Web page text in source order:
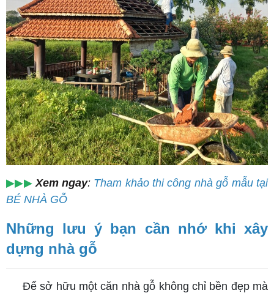
▶▶▶ Xem ngay: Tham khảo thi công nhà gỗ mẫu tại
BÉ NHÀ GỖ
Những lưu ý bạn cần nhớ khi xây
dựng nhà gỗ
Để sở hữu một căn nhà gỗ không chỉ bền đẹp mà